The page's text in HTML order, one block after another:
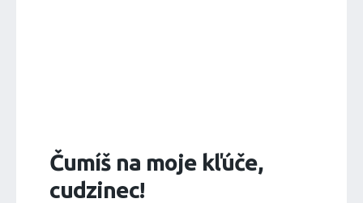
Čumíš na moje kľúče,
cudzinec!